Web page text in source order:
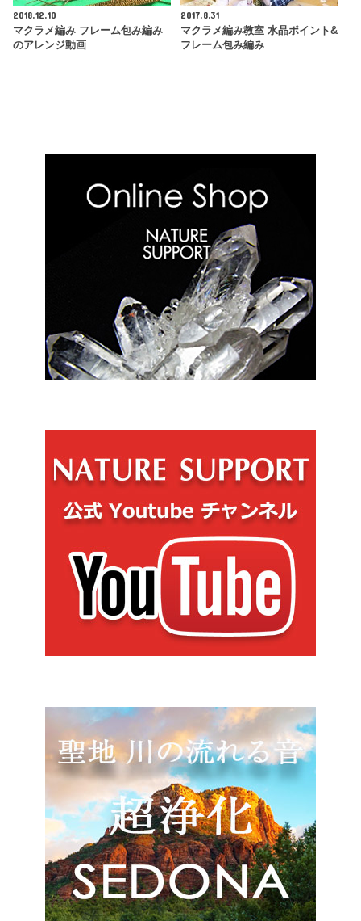
2018.12.10
マクラメ編み フレーム包み編み
のアレンジ動画
2017.8.31
マクラメ編み教室 水晶ポイント&
フレーム包み編み